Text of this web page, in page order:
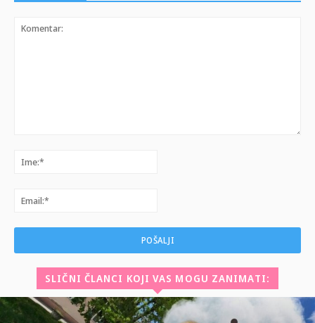
SLIČNI ČLANCI KOJI VAS MOGU ZANIMATI: